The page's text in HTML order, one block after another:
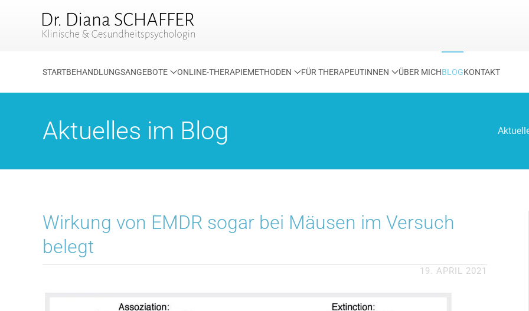
Zum Hauptinhalt springen
STARTBEHANDLUNGSANGEBOTE ONLINE-THERAPIEMETHODEN FÜR THERAPEUTINNEN ÜBER MICHBLOGKONTAKT
Aktuelles im Blog
Wirkung von EMDR sogar bei Mäusen im Versuch
belegt
19. APRIL 2021